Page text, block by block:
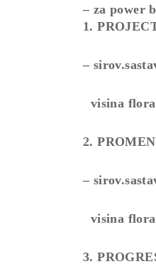
– za power
1.
–
visina flora
2.
–
visina
3.